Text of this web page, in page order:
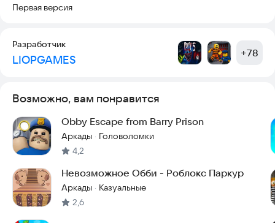
Играй за Kung Fu Panda (По)
Ловушки, препятствия и прыжки по платформам
Подходит для всех возрастов
📩 Связь с разработчиком:
По вопросам и предложениям пишите на:
abd.deh1@gmail.com
Сможешь ли ты помочь По сбежать и вернуть себе свободу?
Первая версия
Разработчик
LIOPGAMES +78
Возможно, вам понравится
Obby Escape from Barry Prison
Аркады · Головоломки
4,2
Невозможное Обби - Роблокс Паркур
Аркады · Казуальные
2,6